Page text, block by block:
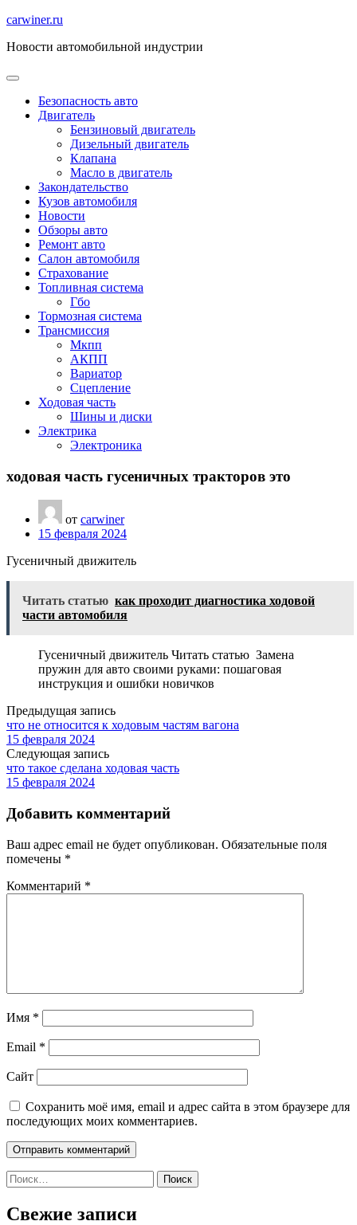
Перейти
содержимому
carwiner.ru
Новости автомобильной индустрии
Безопасность авто
Двигатель
Бензиновый двигатель
Дизельный двигатель
Клапана
Масло в двигатель
Закондательство
Кузов автомобиля
Новости
Обзоры авто
Ремонт авто
Салон автомобиля
Страхование
Топливная система
Гбо
Тормозная система
Трансмиссия
Мкпп
АКПП
Вариатор
Сцепление
Ходовая часть
Шины и диски
Электрика
Электроника
ходовая часть гусеничных тракторов это
от carwiner
15 февраля 2024
Гусеничный движитель
Читать статью как проходит диагностика ходовой
части автомобиля
Гусеничный движитель Читать статью Замена
пружин для авто своими руками: пошаговая
инструкция и ошибки новичков
Предыдущая запись
что не относится к ходовым частям вагона
15 февраля 2024
Следующая запись
что такое сделана ходовая часть
15 февраля 2024
Добавить комментарий
Ваш адрес email не будет опубликован. Обязательные поля
помечены *
Комментарий *
Имя *
Email *
Сайт
Сохранить моё имя, email и адрес сайта в этом браузере для
последующих моих комментариев.
Найти:
Свежие записи